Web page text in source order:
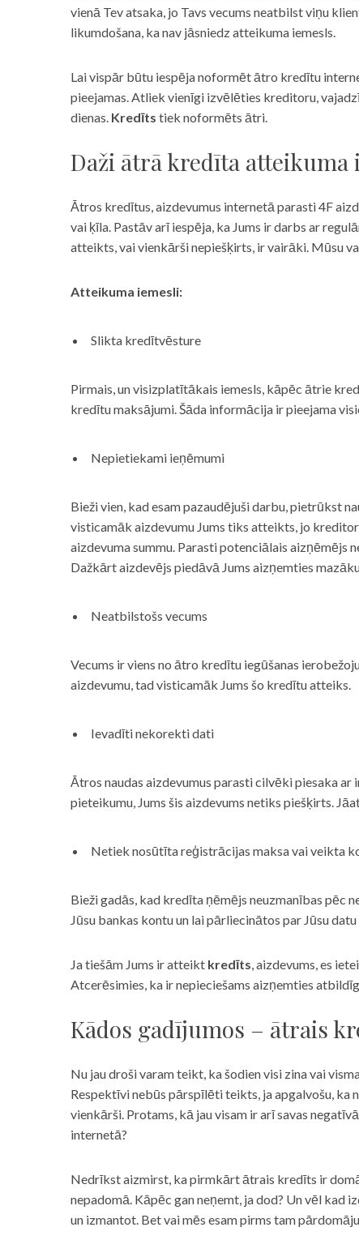
vienā Tev atsaka, jo Tavs vecums neatbilst viņu
likumdošana, ka nav jāsniedz atteikuma iemesls.
Lai vispār būtu iespēja noformēt ātro kredītu
pieejamas. Atliek vienīgi izvēlēties kreditoru,
dienas. Kredīts tiek noformēts ātri.
Daži ātrā kredīta atteikuma
Ātros kredītus, aizdevumus internetā parasti 4F
vai ķīla. Pastāv arī iespēja, ka Jums ir darbs ar
atteikts, vai vienkārši nepiešķirts, ir vairāki. Mūsu
Atteikuma iemesli:
Slikta kredītvēsture
Pirmais, un visizplatītākais iemesls, kāpēc ātrie
kredītu maksājumi. Šāda informācija ir pieejama
Nepietiekami ieņēmumi
Bieži vien, kad esam pazaudējuši darbu, pietrūkst
visticamāk aizdevumu Jums tiks atteikts, jo
aizdevuma summu. Parasti potenciālais aizņēmējs
Dažkārt aizdevējs piedāvā Jums aizņemties
Neatbilstošs vecums
Vecums ir viens no ātro kredītu iegūšanas
aizdevumu, tad visticamāk Jums šo kredītu atteiks.
Ievadīti nekorekti dati
Ātros naudas aizdevumus parasti cilvēki piesaka
pieteikumu, Jums šis aizdevums netiks piešķirts.
Netiek nosūtīta reģistrācijas maksa vai veikta
Bieži gadās, kad kredīta ņēmējs neuzmanības pēc
Jūsu bankas kontu un lai pārliecinātos par Jūsu
Ja tiešām Jums ir atteikt kredīts, aizdevums, es
Atcerēsimies, ka ir nepieciešams aizņemties
Kādos gadījumos – ātrais
Nu jau droši varam teikt, ka šodien visi zina vai
Respektīvi nebūs pārspīlēti teikts, ja apgalvošu, ka
vienkārši. Protams, kā jau visam ir arī savas
internetā?
Nedrīkst aizmirst, ka pirmkārt ātrais kredīts ir
nepadomā. Kāpēc gan neņemt, ja dod? Un vēl
un izmantot. Bet vai mēs esam pirms tam